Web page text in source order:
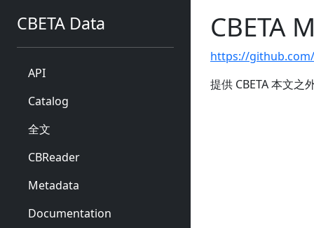
CBETA Data
API
Catalog
全文
CBReader
Metadata
Documentation
CBETA
https://
提供 CBETA 本文之